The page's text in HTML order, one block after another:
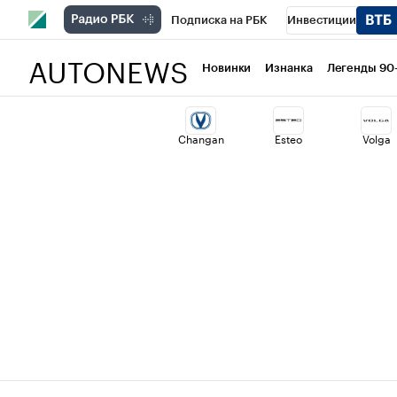
Подписка на РБК Инвестиции
Национальные проекты Город
Кредитные рейтинги Франшизы
AUTONEWS Новинки Изнанка Легенды
Changan Esteo Volga